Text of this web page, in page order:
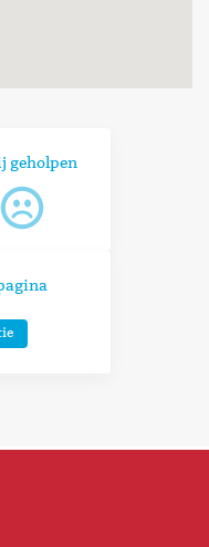
geholpen